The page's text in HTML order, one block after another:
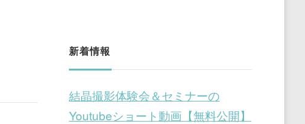
新着情報
結晶撮影体験会＆セミナーの
Youtubeショート動画【無料公開】